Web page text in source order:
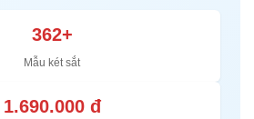
362+
Mẫu két sắt
1.690.000 đ